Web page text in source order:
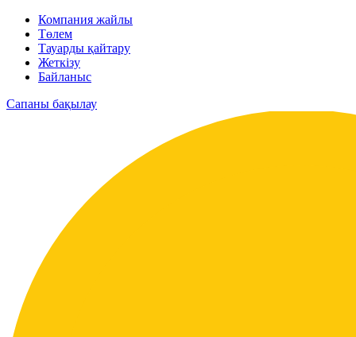
Компания жайлы
Төлем
Тауарды қайтару
Жеткізу
Байланыс
Сапаны бақылау